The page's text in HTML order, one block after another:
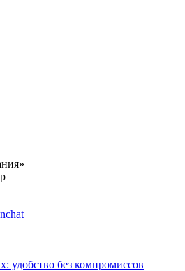
удобство без компромиссов